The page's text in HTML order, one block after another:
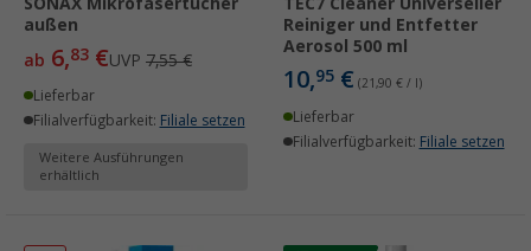
außen
ab 6,83 €UVP 7,55 €
Lieferbar
Filialverfügbarkeit: Filiale setzen
Weitere Ausführungen
erhältlich
Reiniger und Entfetter
Aerosol 500 ml
10,95 € (21,90 € / l)
Lieferbar
Filialverfügbarkeit: Filiale setzen